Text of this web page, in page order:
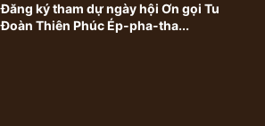
Đăng ký tham dự ngày hội Ơn gọi Tu
Đoàn Thiên Phúc Ép-pha-tha...